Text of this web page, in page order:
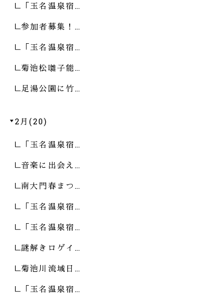
「玉名温泉宿…
参加者募集！…
「玉名温泉宿…
菊池松囃子能…
足湯公園に竹…
2月(20)
「玉名温泉宿…
音楽に出会え…
南大門春まつ…
「玉名温泉宿…
「玉名温泉宿…
謎解きロゲイ…
菊池川流域日…
「玉名温泉宿…